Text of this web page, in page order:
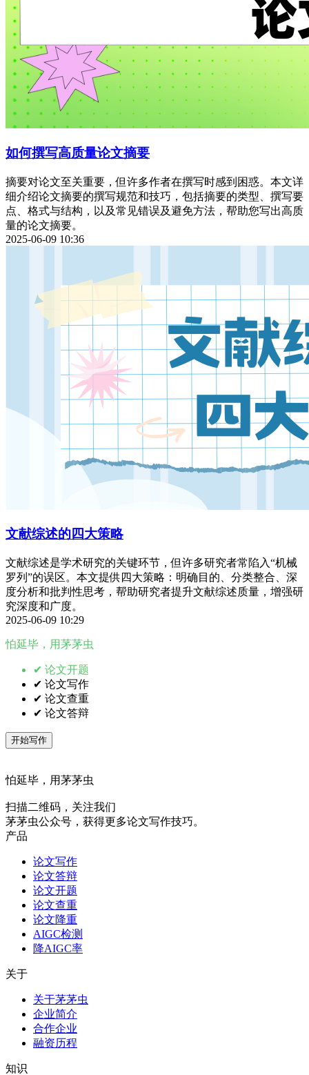
如何撰写高质量论文摘要
摘要对论文至关重要，但许多作者在撰写时感到困惑。本文详
细介绍论文摘要的撰写规范和技巧，包括摘要的类型、撰写要
点、格式与结构，以及常见错误及避免方法，帮助您写出高质
量的论文摘要。
2025-06-09 10:36
文献综述的四大策略
文献综述是学术研究的关键环节，但许多研究者常陷入“机械
罗列”的误区。本文提供四大策略：明确目的、分类整合、深
度分析和批判性思考，帮助研究者提升文献综述质量，增强研
究深度和广度。
2025-06-09 10:29
怕延毕，用茅茅虫
✔ 论文开题
✔ 论文写作
✔ 论文查重
✔ 论文答辩
开始写作
怕延毕，用茅茅虫
扫描二维码，关注我们
茅茅虫公众号，获得更多论文写作技巧。
产品
论文写作
论文答辩
论文开题
论文查重
论文降重
AIGC检测
降AIGC率
关于
关于茅茅虫
企业简介
合作企业
融资历程
知识